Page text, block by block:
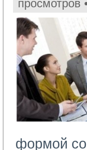
просмотров
формой